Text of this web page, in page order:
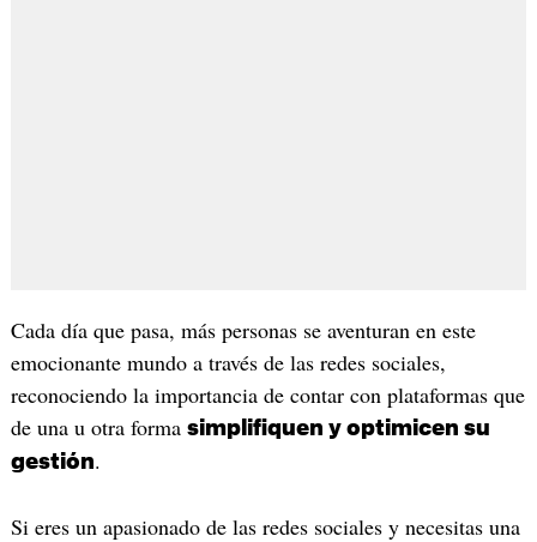
Cada día que pasa, más personas se aventuran en este
emocionante mundo a través de las redes sociales,
reconociendo la importancia de contar con plataformas que
de una u otra forma simplifiquen y optimicen su
gestión.
Si eres un apasionado de las redes sociales y necesitas una